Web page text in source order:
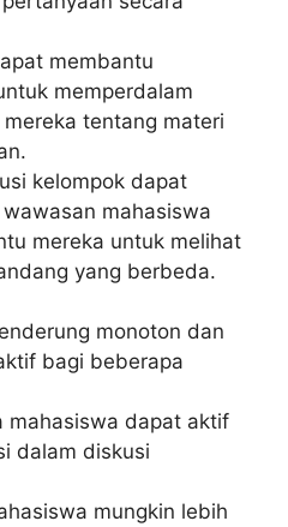
membantu
memperdalam
tentang materi
kelompok dapat
mahasiswa
mereka untuk melihat
yang berbeda.
monoton dan
bagi beberapa
mahasiswa dapat aktif
dalam diskusi
mungkin lebih